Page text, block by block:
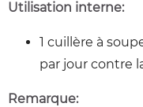
Utilisation interne:
1 cuillère à
par jour contre
Remarque: